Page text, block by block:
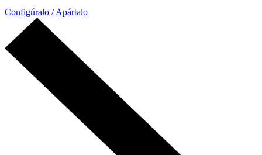
Configúralo / Apártalo